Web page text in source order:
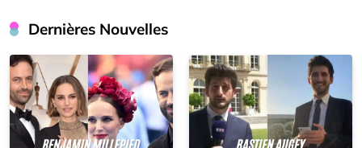
Dernières Nouvelles